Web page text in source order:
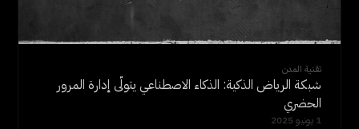
تقنية المدن
شبكة الرياض الذكية: الذكاء الاصطناعي يتولّى إدارة المرور
الحضري
1 يونيو 2025